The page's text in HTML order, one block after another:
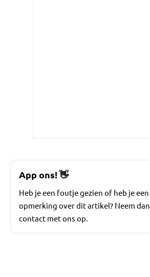
App ons!👋
Heb je een foutje gezien of heb je een
opmerking over dit artikel? Neem dan
contact met ons op.